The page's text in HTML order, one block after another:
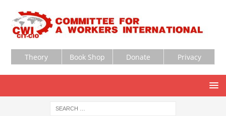
Theory Book Shop Donate Privacy